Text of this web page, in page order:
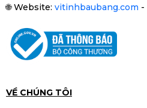
🌐Website: vitinhbaubang.com -
VỀ CHÚNG TÔI